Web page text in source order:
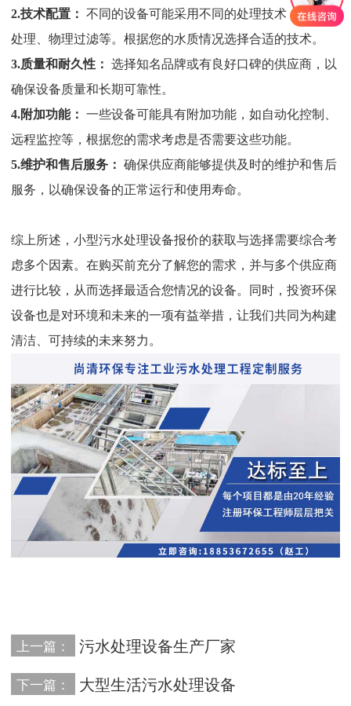
2.技术配置： 不同的设备可能采用不同的处理技术，如生物
处理、物理过滤等。根据您的水质情况选择合适的技术。
3.质量和耐久性： 选择知名品牌或有良好口碑的供应商，以
确保设备质量和长期可靠性。
4.附加功能： 一些设备可能具有附加功能，如自动化控制、
远程监控等，根据您的需求考虑是否需要这些功能。
5.维护和售后服务： 确保供应商能够提供及时的维护和售后
服务，以确保设备的正常运行和使用寿命。
综上所述，小型污水处理设备报价的获取与选择需要综合考
虑多个因素。在购买前充分了解您的需求，并与多个供应商
进行比较，从而选择最适合您情况的设备。同时，投资环保
设备也是对环境和未来的一项有益举措，让我们共同为构建
清洁、可持续的未来努力。
上一篇： 污水处理设备生产厂家
下一篇： 大型生活污水处理设备